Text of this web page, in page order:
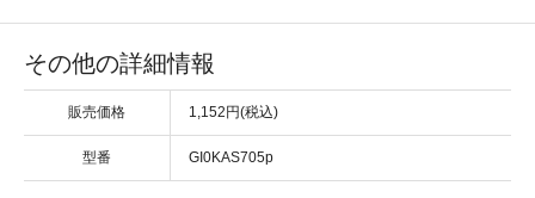
その他の詳細情報
販売価格 1,152円(税込)
型番 GI0KAS705p